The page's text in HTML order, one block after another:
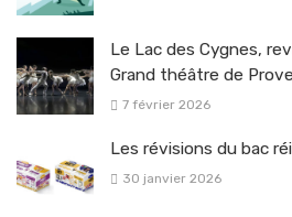
Le Lac des Cygnes,
Grand théâtre de
7 février 2026
Les révisions du bac
30 janvier 2026